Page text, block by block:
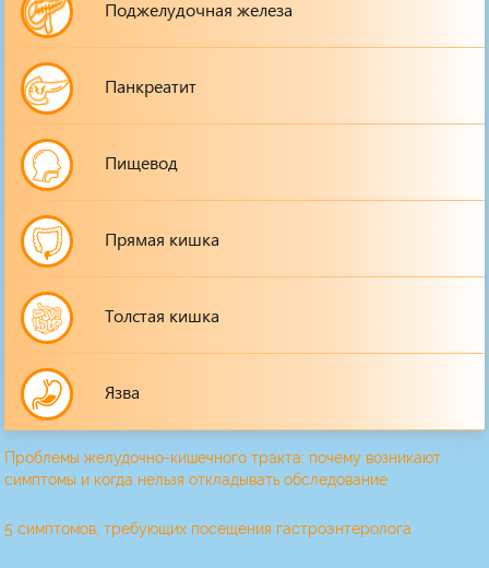
Поджелудочная железа
Панкреатит
Пищевод
Прямая кишка
Толстая кишка
Язва
Проблемы желудочно-кишечного тракта: почему возникают
симптомы и когда нельзя откладывать обследование
5 симптомов, требующих посещения гастроэнтеролога